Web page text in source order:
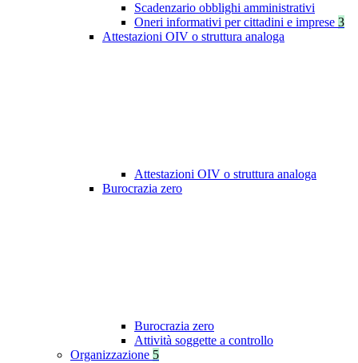
Scadenzario obblighi amministrativi
Oneri informativi per cittadini e imprese 3
Attestazioni OIV o struttura analoga
Attestazioni OIV o struttura analoga
Burocrazia zero
Burocrazia zero
Attività soggette a controllo
Organizzazione 5